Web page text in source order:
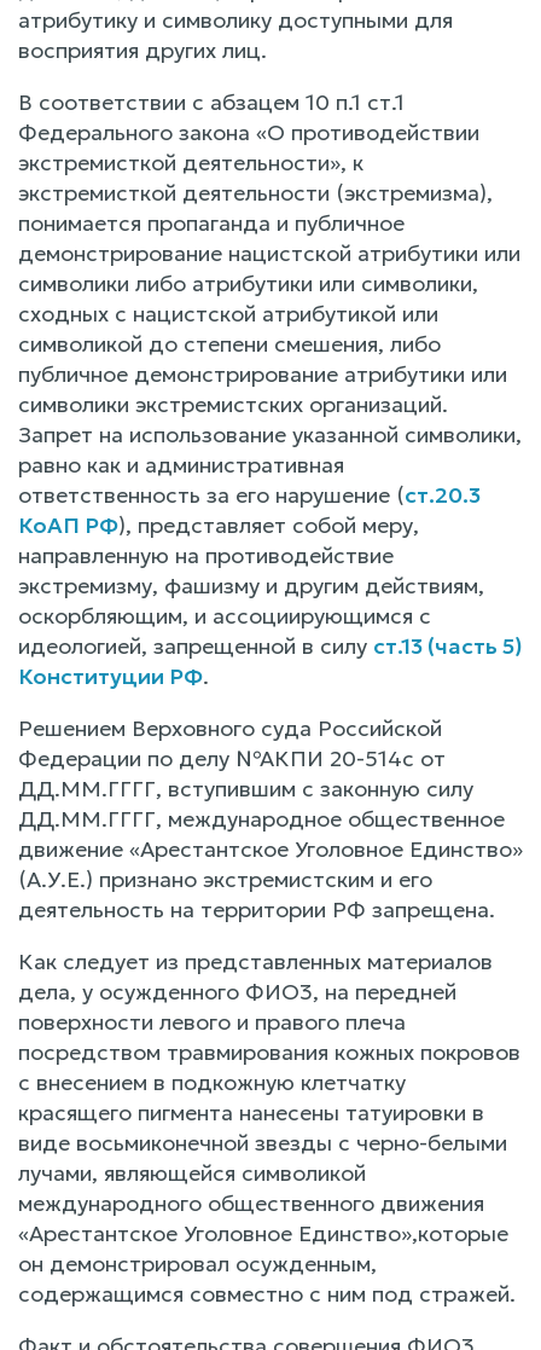
атрибутику и символику доступными для
восприятия других лиц.
В соответствии с абзацем 10 п.1 ст.1
Федерального закона «О противодействии
экстремисткой деятельности», к
экстремисткой деятельности (экстремизма),
понимается пропаганда и публичное
демонстрирование нацистской атрибутики или
символики либо атрибутики или символики,
сходных с нацистской атрибутикой или
символикой до степени смешения, либо
публичное демонстрирование атрибутики или
символики экстремистских организаций.
Запрет на использование указанной символики,
равно как и административная
ответственность за его нарушение (ст.20.3
КоАП РФ), представляет собой меру,
направленную на противодействие
экстремизму, фашизму и другим действиям,
оскорбляющим, и ассоциирующимся с
идеологией, запрещенной в силу ст.13 (часть 5)
Конституции РФ.
Решением Верховного суда Российской
Федерации по делу №АКПИ 20-514с от
ДД.ММ.ГГГГ, вступившим с законную силу
ДД.ММ.ГГГГ, международное общественное
движение «Арестантское Уголовное Единство»
(А.У.Е.) признано экстремистским и его
деятельность на территории РФ запрещена.
Как следует из представленных материалов
дела, у осужденного ФИО3, на передней
поверхности левого и правого плеча
посредством травмирования кожных покровов
с внесением в подкожную клетчатку
красящего пигмента нанесены татуировки в
виде восьмиконечной звезды с черно-белыми
лучами, являющейся символикой
международного общественного движения
«Арестантское Уголовное Единство»,которые
он демонстрировал осужденным,
содержащимся совместно с ним под стражей.